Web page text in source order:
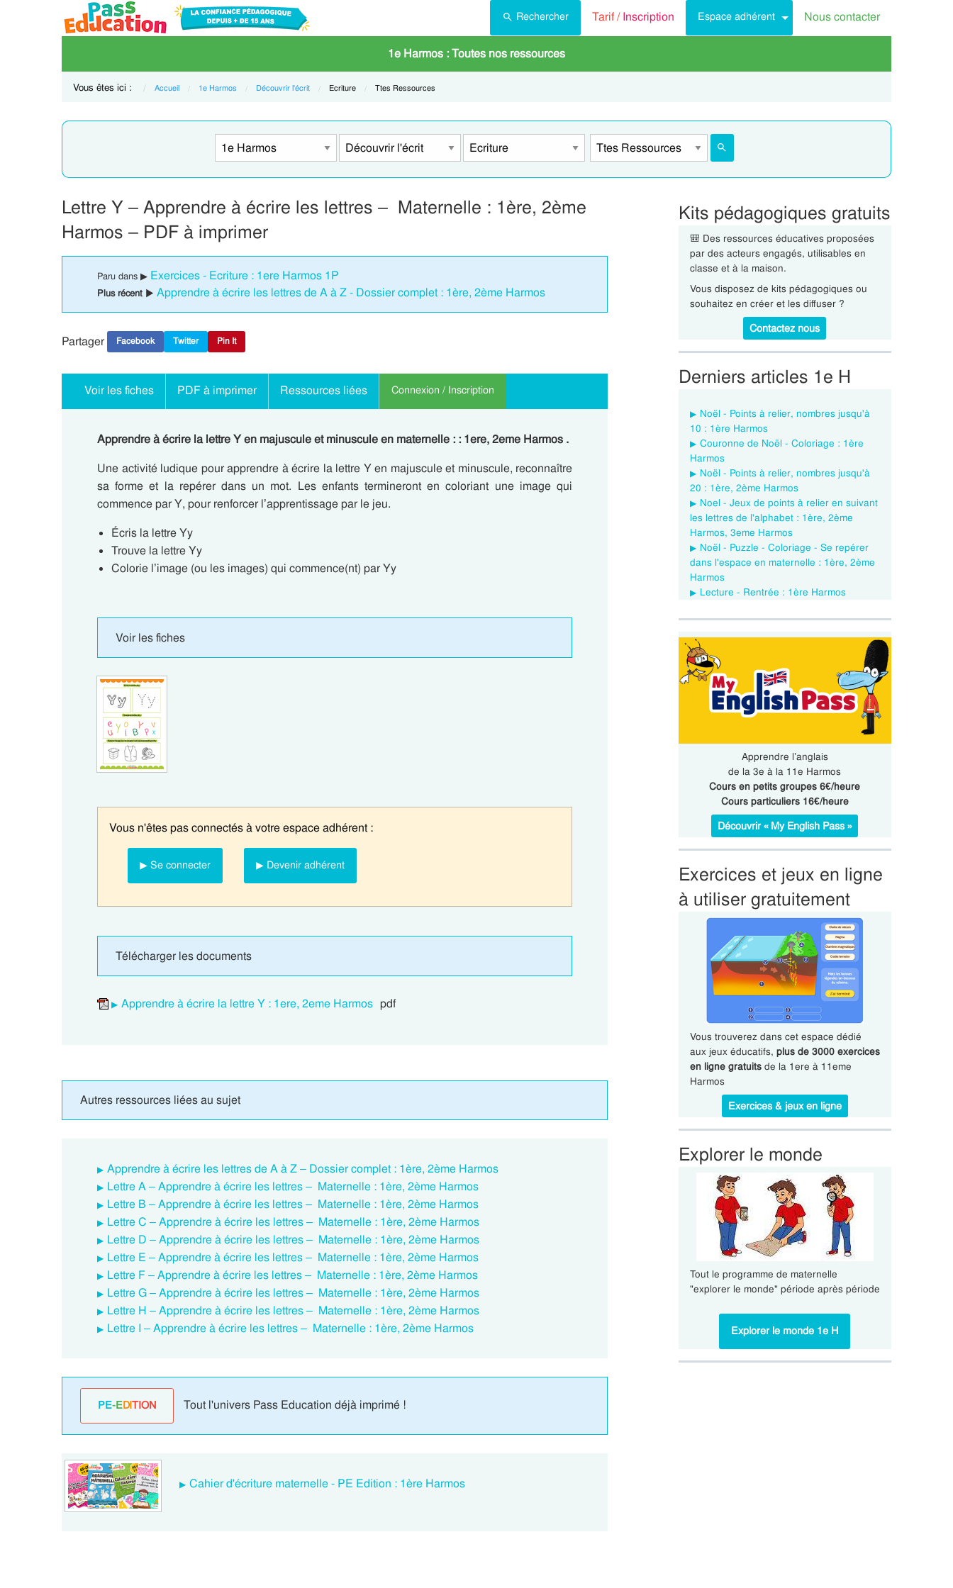
Rechercher Tarif /Inscription Espace adhérent Nous contacter
1e Harmos : Toutes nos ressources
Vous êtes ici : Accueil 1e Harmos Découvrir l'écrit Current:
Ecriture Current:
Ttes Ressources
Lettre Y – Apprendre à écrire les lettres – Maternelle : 1ère, 2ème
Harmos – PDF à imprimer
Paru dans ▶ Exercices - Ecriture : 1ere Harmos 1P
Plus récent ▶ Apprendre à écrire les lettres de A à Z - Dossier complet : 1ère, 2ème Harmos
Partager Facebook Twitter Pin It
Voir les fiches PDF à imprimer Ressources liées Connexion / Inscription
Apprendre à écrire la lettre Y en majuscule et minuscule en maternelle : : 1ere, 2eme Harmos .
Une activité ludique pour apprendre à écrire la lettre Y en majuscule et minuscule, reconnaître
sa forme et la repérer dans un mot. Les enfants termineront en coloriant une image qui
commence par Y, pour renforcer l’apprentissage par le jeu.
Écris la lettre Yy
Trouve la lettre Yy
Colorie l’image (ou les images) qui commence(nt) par Yy
Voir les fiches
Vous n'êtes pas connectés à votre espace adhérent :
▶ Se connecter ▶ Devenir adhérent
Télécharger les documents
Apprendre à écrire la lettre Y : 1ere, 2eme Harmos pdf
Autres ressources liées au sujet
Apprendre à écrire les lettres de A à Z – Dossier complet : 1ère, 2ème Harmos
Lettre A – Apprendre à écrire les lettres – Maternelle : 1ère, 2ème Harmos
Lettre B – Apprendre à écrire les lettres – Maternelle : 1ère, 2ème Harmos
Lettre C – Apprendre à écrire les lettres – Maternelle : 1ère, 2ème Harmos
Lettre D – Apprendre à écrire les lettres – Maternelle : 1ère, 2ème Harmos
Lettre E – Apprendre à écrire les lettres – Maternelle : 1ère, 2ème Harmos
Lettre F – Apprendre à écrire les lettres – Maternelle : 1ère, 2ème Harmos
Lettre G – Apprendre à écrire les lettres – Maternelle : 1ère, 2ème Harmos
Lettre H – Apprendre à écrire les lettres – Maternelle : 1ère, 2ème Harmos
Lettre I – Apprendre à écrire les lettres – Maternelle : 1ère, 2ème Harmos
PE-EDITION Tout l'univers Pass Education déjà imprimé !
Cahier d'écriture maternelle - PE Edition : 1ère Harmos
Kits pédagogiques gratuits
🎒 Des ressources éducatives proposées
par des acteurs engagés, utilisables en
classe et à la maison.
Vous disposez de kits pédagogiques ou
souhaitez en créer et les diffuser ?
Contactez nous
Derniers articles 1e H
Noël - Points à relier, nombres jusqu'à
10 : 1ère Harmos
Couronne de Noël - Coloriage : 1ère
Harmos
Noël - Points à relier, nombres jusqu'à
20 : 1ère, 2ème Harmos
Noel - Jeux de points à relier en suivant
les lettres de l'alphabet : 1ère, 2ème
Harmos, 3eme Harmos
Noël - Puzzle - Coloriage - Se repérer
dans l'espace en maternelle : 1ère, 2ème
Harmos
Lecture - Rentrée : 1ère Harmos
Apprendre l’anglais
de la 3e à la 11e Harmos
Cours en petits groupes 6€/heure
Cours particuliers 16€/heure
Découvrir « My English Pass »
Exercices et jeux en ligne
à utiliser gratuitement
Vous trouverez dans cet espace dédié
aux jeux éducatifs, plus de 3000 exercices
en ligne gratuitsde la 1ere à 11eme
Harmos
Exercices & jeux en ligne
Explorer le monde
Tout le programme de maternelle
"explorer le monde" période après période
Explorer le monde 1e H